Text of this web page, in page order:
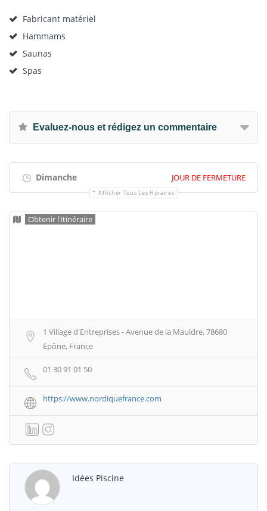
Fabricant matériel
Hammams
Saunas
Spas
Evaluez-nous et rédigez un commentaire
Dimanche JOUR DE FERMETURE
Afficher Tous Les Horaires
Obtenir l'itinéraire
1 Village d'Entreprises - Avenue de la Mauldre, 78680
Epône, France
01 30 91 01 50
https://www.nordiquefrance.com
Idées Piscine